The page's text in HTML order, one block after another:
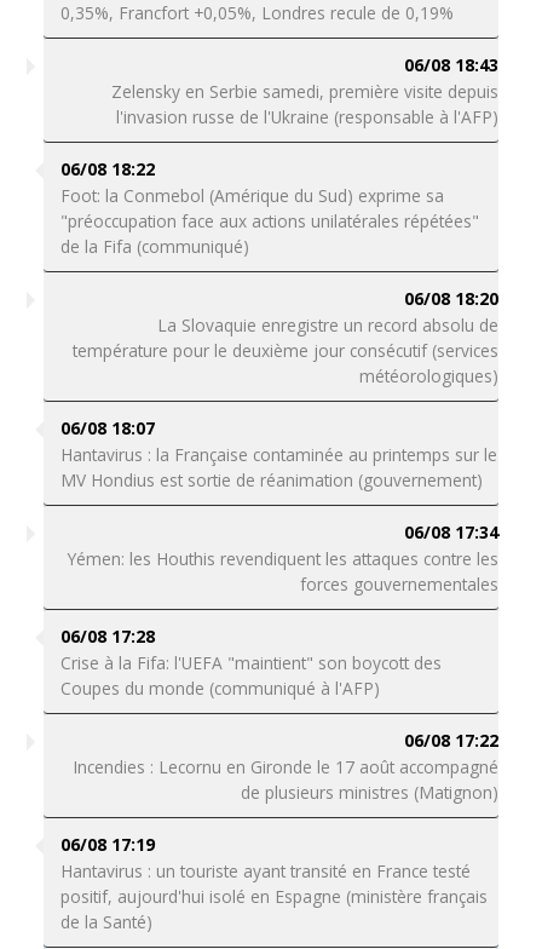
0,35%, Francfort +0,05%, Londres recule de 0,19%
06/08 18:43
Zelensky en Serbie samedi, première visite depuis
l'invasion russe de l'Ukraine (responsable à l'AFP)
06/08 18:22
Foot: la Conmebol (Amérique du Sud) exprime sa
"préoccupation face aux actions unilatérales répétées"
de la Fifa (communiqué)
06/08 18:20
La Slovaquie enregistre un record absolu de
température pour le deuxième jour consécutif (services
météorologiques)
06/08 18:07
Hantavirus : la Française contaminée au printemps sur le
MV Hondius est sortie de réanimation (gouvernement)
06/08 17:34
Yémen: les Houthis revendiquent les attaques contre les
forces gouvernementales
06/08 17:28
Crise à la Fifa: l'UEFA "maintient" son boycott des
Coupes du monde (communiqué à l'AFP)
06/08 17:22
Incendies : Lecornu en Gironde le 17 août accompagné
de plusieurs ministres (Matignon)
06/08 17:19
Hantavirus : un touriste ayant transité en France testé
positif, aujourd'hui isolé en Espagne (ministère français
de la Santé)